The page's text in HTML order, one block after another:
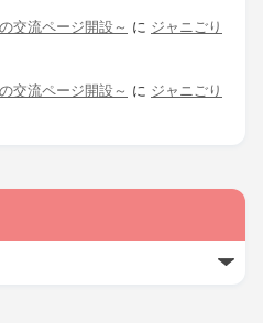
交流ページ開設～ に ジャニごり
交流ページ開設～ に ジャニごり